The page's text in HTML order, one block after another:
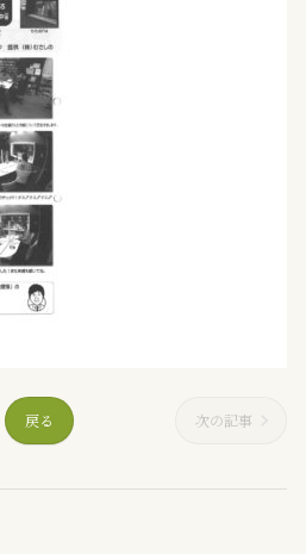
戻る 次の記事